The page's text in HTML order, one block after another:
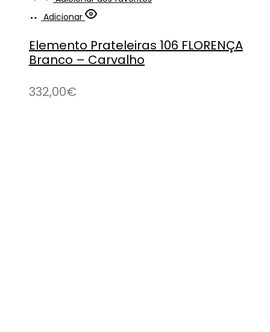
Adicionar
Elemento Prateleiras 106 FLORENÇA
Branco – Carvalho
332,00€